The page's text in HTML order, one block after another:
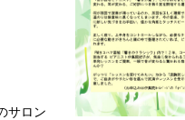
サロン